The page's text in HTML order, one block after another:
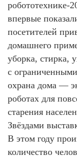
робототехнике-
впервые
посетителей
домашнего
уборка, стирка,
с
охрана дома —
роботах для
старения
Звёздами
В этом году
количество